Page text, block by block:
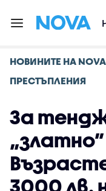
НОВИНИТЕ НА NOVA
ПРЕСТЪПЛЕНИЯ
За
3000 лв.